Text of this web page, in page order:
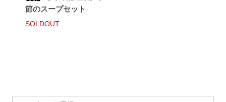
節のスープセット
SOLDOUT